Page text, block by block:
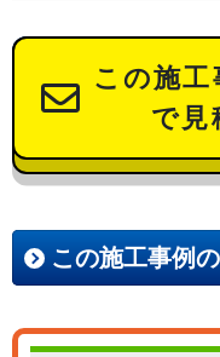
この施
で見
この施工事例